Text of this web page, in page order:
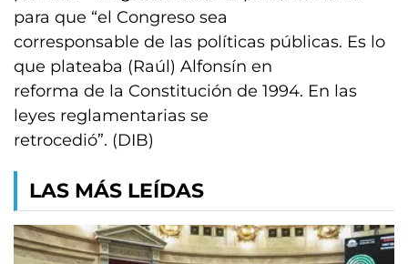
para que “el Congreso sea
corresponsable de las políticas públicas. Es lo
que plateaba (Raúl) Alfonsín en
reforma de la Constitución de 1994. En las
leyes reglamentarias se
retrocedió”. (DIB)
LAS MÁS LEÍDAS